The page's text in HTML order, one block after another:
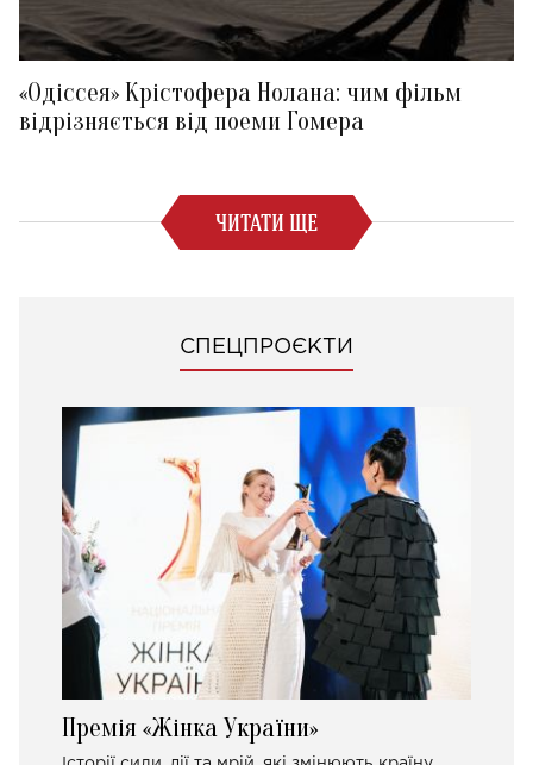
«Одіссея» Крістофера Нолана: чим фільм
відрізняється від поеми Гомера
ЧИТАТИ ЩЕ
СПЕЦПРОЄКТИ
Премія «Жінка України»